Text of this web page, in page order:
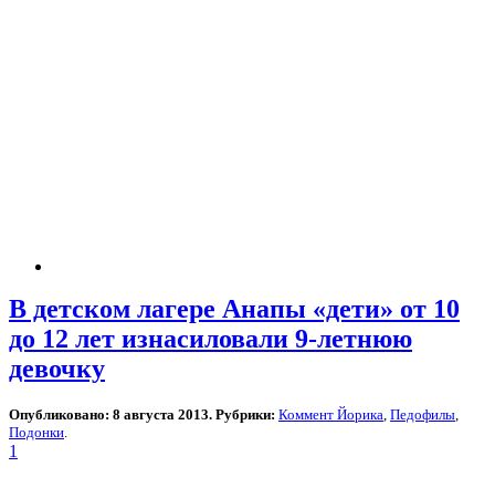
В детском лагере Анапы «дети» от 10
до 12 лет изнасиловали 9-летнюю
девочку
Опубликовано: 8 августа 2013. Рубрики: Коммент Йорика Педофилы
Подонки
1